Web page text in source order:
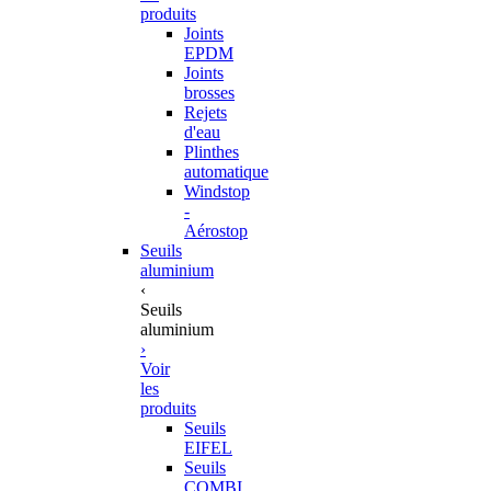
produits
Joints
EPDM
Joints
brosses
Rejets
d'eau
Plinthes
automatique
Windstop
-
Aérostop
Seuils
aluminium
‹
Seuils
aluminium
›
Voir
les
produits
Seuils
EIFEL
Seuils
COMBI